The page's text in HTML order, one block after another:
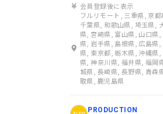
会員登録後に表示
フルリモート, 三重県, 京
千葉県, 和歌山県, 埼玉県,
県, 宮崎県, 富山県, 山口県
県, 岩手県, 島根県, 広島県
県, 東京都, 栃木県, 沖縄県
県, 神奈川県, 福井県, 福岡
城県, 長崎県, 長野県, 青森
取県, 鹿児島県
PRODUCTION